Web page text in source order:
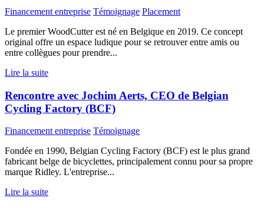
Financement entreprise Témoignage Placement
Le premier WoodCutter est né en Belgique en 2019. Ce concept
original offre un espace ludique pour se retrouver entre amis ou
entre collègues pour prendre...
Lire la suite
Rencontre avec Jochim Aerts, CEO de Belgian
Cycling Factory (BCF)
Financement entreprise Témoignage
Fondée en 1990, Belgian Cycling Factory (BCF) est le plus grand
fabricant belge de bicyclettes, principalement connu pour sa propre
marque Ridley. L'entreprise...
Lire la suite